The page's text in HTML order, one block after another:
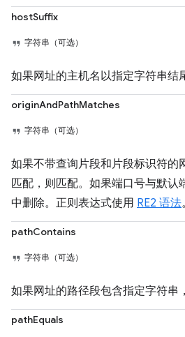
hostSuffix
字符串（可选）
如果网址的主机名以指定字符串结
originAndPathMatches
字符串（可选）
如果不带查询片段和片段标识符的
匹配，则匹配。如果端口号与默认
中删除。正则表达式使用 RE2 语法。
pathContains
字符串（可选）
如果网址的路径段包含指定字符串
pathEquals